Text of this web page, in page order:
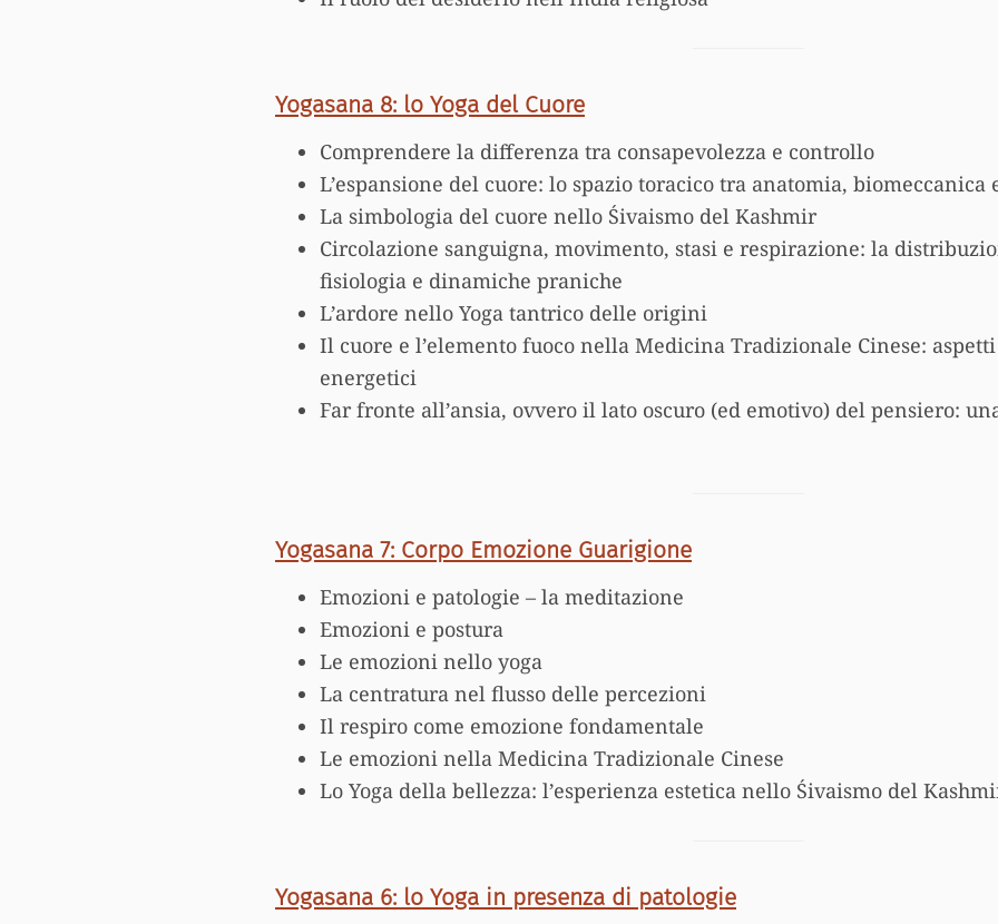
Yogasana 8: lo Yoga del Cuore
Comprendere la differenza tra consapevolezza e controllo
L’espansione del cuore: lo spazio toracico tra anatomia, biomeccanica
La simbologia del cuore nello Śivaismo del Kashmir
Circolazione sanguigna, movimento, stasi e respirazione: la
fisiologia e dinamiche praniche
L’ardore nello Yoga tantrico delle origini
Il cuore e l’elemento fuoco nella Medicina Tradizionale Cinese:
energetici
Far fronte all’ansia, ovvero il lato oscuro (ed emotivo) del pensiero:
Yogasana 7: Corpo Emozione Guarigione
Emozioni e patologie – la meditazione
Emozioni e postura
Le emozioni nello yoga
La centratura nel flusso delle percezioni
Il respiro come emozione fondamentale
Le emozioni nella Medicina Tradizionale Cinese
Lo Yoga della bellezza: l’esperienza estetica nello Śivaismo del
Yogasana 6: lo Yoga in presenza di patologie